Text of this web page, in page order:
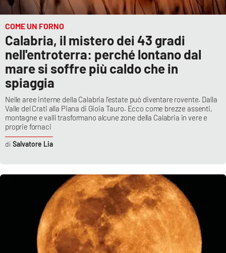
COME UN FORNO
Calabria, il mistero dei 43 gradi
nell'entroterra: perché lontano dal
mare si soffre più caldo che in
spiaggia
Nelle aree interne della Calabria l’estate può diventare rovente. Dalla
Valle del Crati alla Piana di Gioia Tauro. Ecco come brezze assenti,
montagne e valli trasformano alcune zone della Calabria in vere e
proprie fornaci
Salvatore Lia